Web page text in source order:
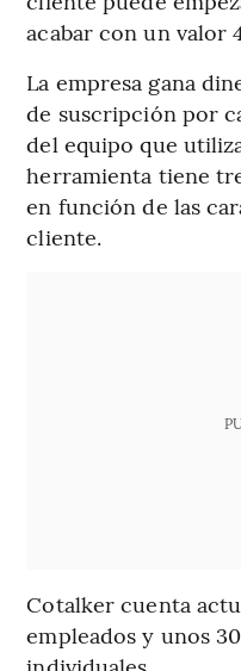
acabar con un valor
La empresa gana
de suscripción por
del equipo que
herramienta tiene
en función de las
cliente.
Cotalker cuenta
empleados y unos